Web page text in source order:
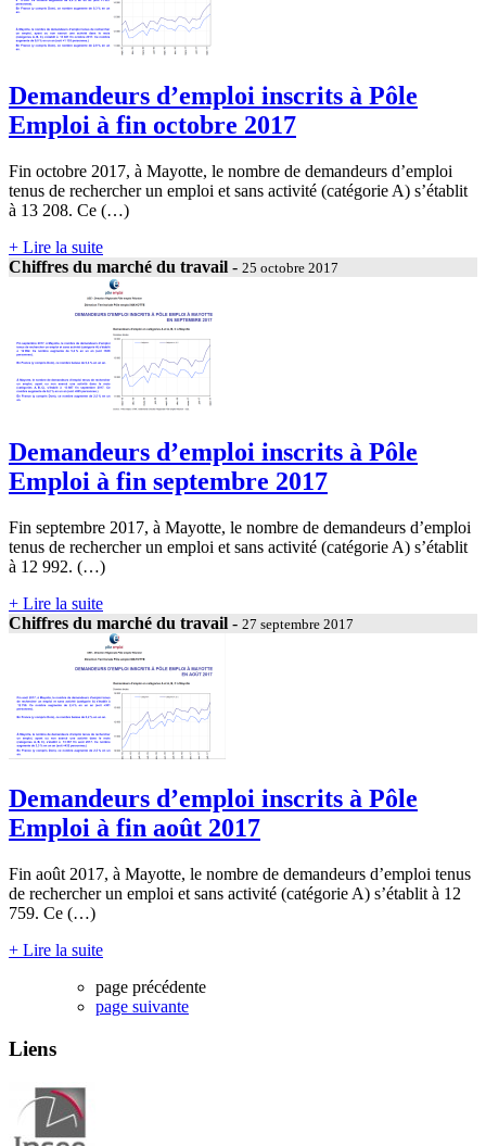
Demandeurs d’emploi inscrits à Pôle
Emploi à fin octobre 2017
Fin octobre 2017, à Mayotte, le nombre de demandeurs d’emploi
tenus de rechercher un emploi et sans activité (catégorie A) s’établit
à 13 208. Ce (…)
+ Lire la suite
Chiffres du marché du travail - 25 octobre 2017
Demandeurs d’emploi inscrits à Pôle
Emploi à fin septembre 2017
Fin septembre 2017, à Mayotte, le nombre de demandeurs d’emploi
tenus de rechercher un emploi et sans activité (catégorie A) s’établit
à 12 992. (…)
+ Lire la suite
Chiffres du marché du travail - 27 septembre 2017
Demandeurs d’emploi inscrits à Pôle
Emploi à fin août 2017
Fin août 2017, à Mayotte, le nombre de demandeurs d’emploi tenus
de rechercher un emploi et sans activité (catégorie A) s’établit à 12
759. Ce (…)
+ Lire la suite
page précédente
page suivante
Liens